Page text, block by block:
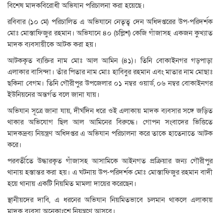
বিশেষ মাদকবিরোধী অভিযান পরিচালনা করা হয়েছে।
রবিবার (১০ মে) পরিচালিত এ অভিযানে নেতৃত্ব দেন অধিদপ্তরের উপ-পরিদর্শক
মোঃ মোস্তাফিজুর রহমান। অভিযানে ৪০ (চল্লিশ) কেজি গাঁজাসহ একজন কুখ্যাত
মাদক ব্যবসায়ীকে আটক করা হয়।
আটককৃত ব্যক্তির নাম মোঃ আল আমিন (৪১)। তিনি বোকাইনগর গড়পাড়া
এলাকার বাসিন্দা। তাঁর পিতার নাম মোঃ হাবিবুর রহমান এবং মাতার নাম মোছাঃ
ছকিনা বেগম। তিনি গৌরীপুর উপজেলার ০১ নম্বর ওয়ার্ড, ০৬ নম্বর বোকাইনগর
ইউনিয়নের অন্তর্গত বলে জানা যায়।
অভিযান সূত্রে জানা যায়, দীর্ঘদিন ধরে ওই এলাকায় মাদক ব্যবসার সঙ্গে জড়িত
থাকার অভিযোগ ছিল আল আমিনের বিরুদ্ধে। গোপন সংবাদের ভিত্তিতে
মাদকদ্রব্য নিয়ন্ত্রণ অধিদপ্তর এ অভিযান পরিচালনা করে তাকে হাতেনাতে আটক
করে।
পরবর্তীতে উদ্ধারকৃত গাঁজাসহ আসামিকে আইনগত প্রক্রিয়ার জন্য গৌরীপুর
থানায় হস্তান্তর করা হয়। এ ঘটনায় উপ-পরিদর্শক মোঃ মোস্তাফিজুর রহমান বাদী
হয়ে থানায় একটি নিয়মিত মামলা দায়ের করেছেন।
স্থানীয়দের দাবি, এ ধরনের অভিযান নিয়মিতভাবে চলমান থাকলে এলাকায়